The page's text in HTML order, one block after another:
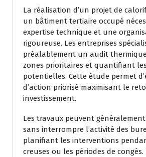
La réalisation d’un projet de
un bâtiment tertiaire occupé
expertise technique et une
rigoureuse. Les entreprises
préalablement un audit
zones prioritaires et quantifiant
potentielles. Cette étude permet
d’action priorisé maximisant le
investissement.
Les travaux peuvent
sans interrompre l’activité des
planifiant les interventions
creuses ou les périodes de congés.